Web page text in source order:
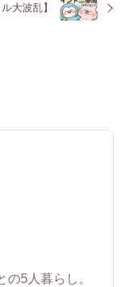
大波乱】
5人暮らし。